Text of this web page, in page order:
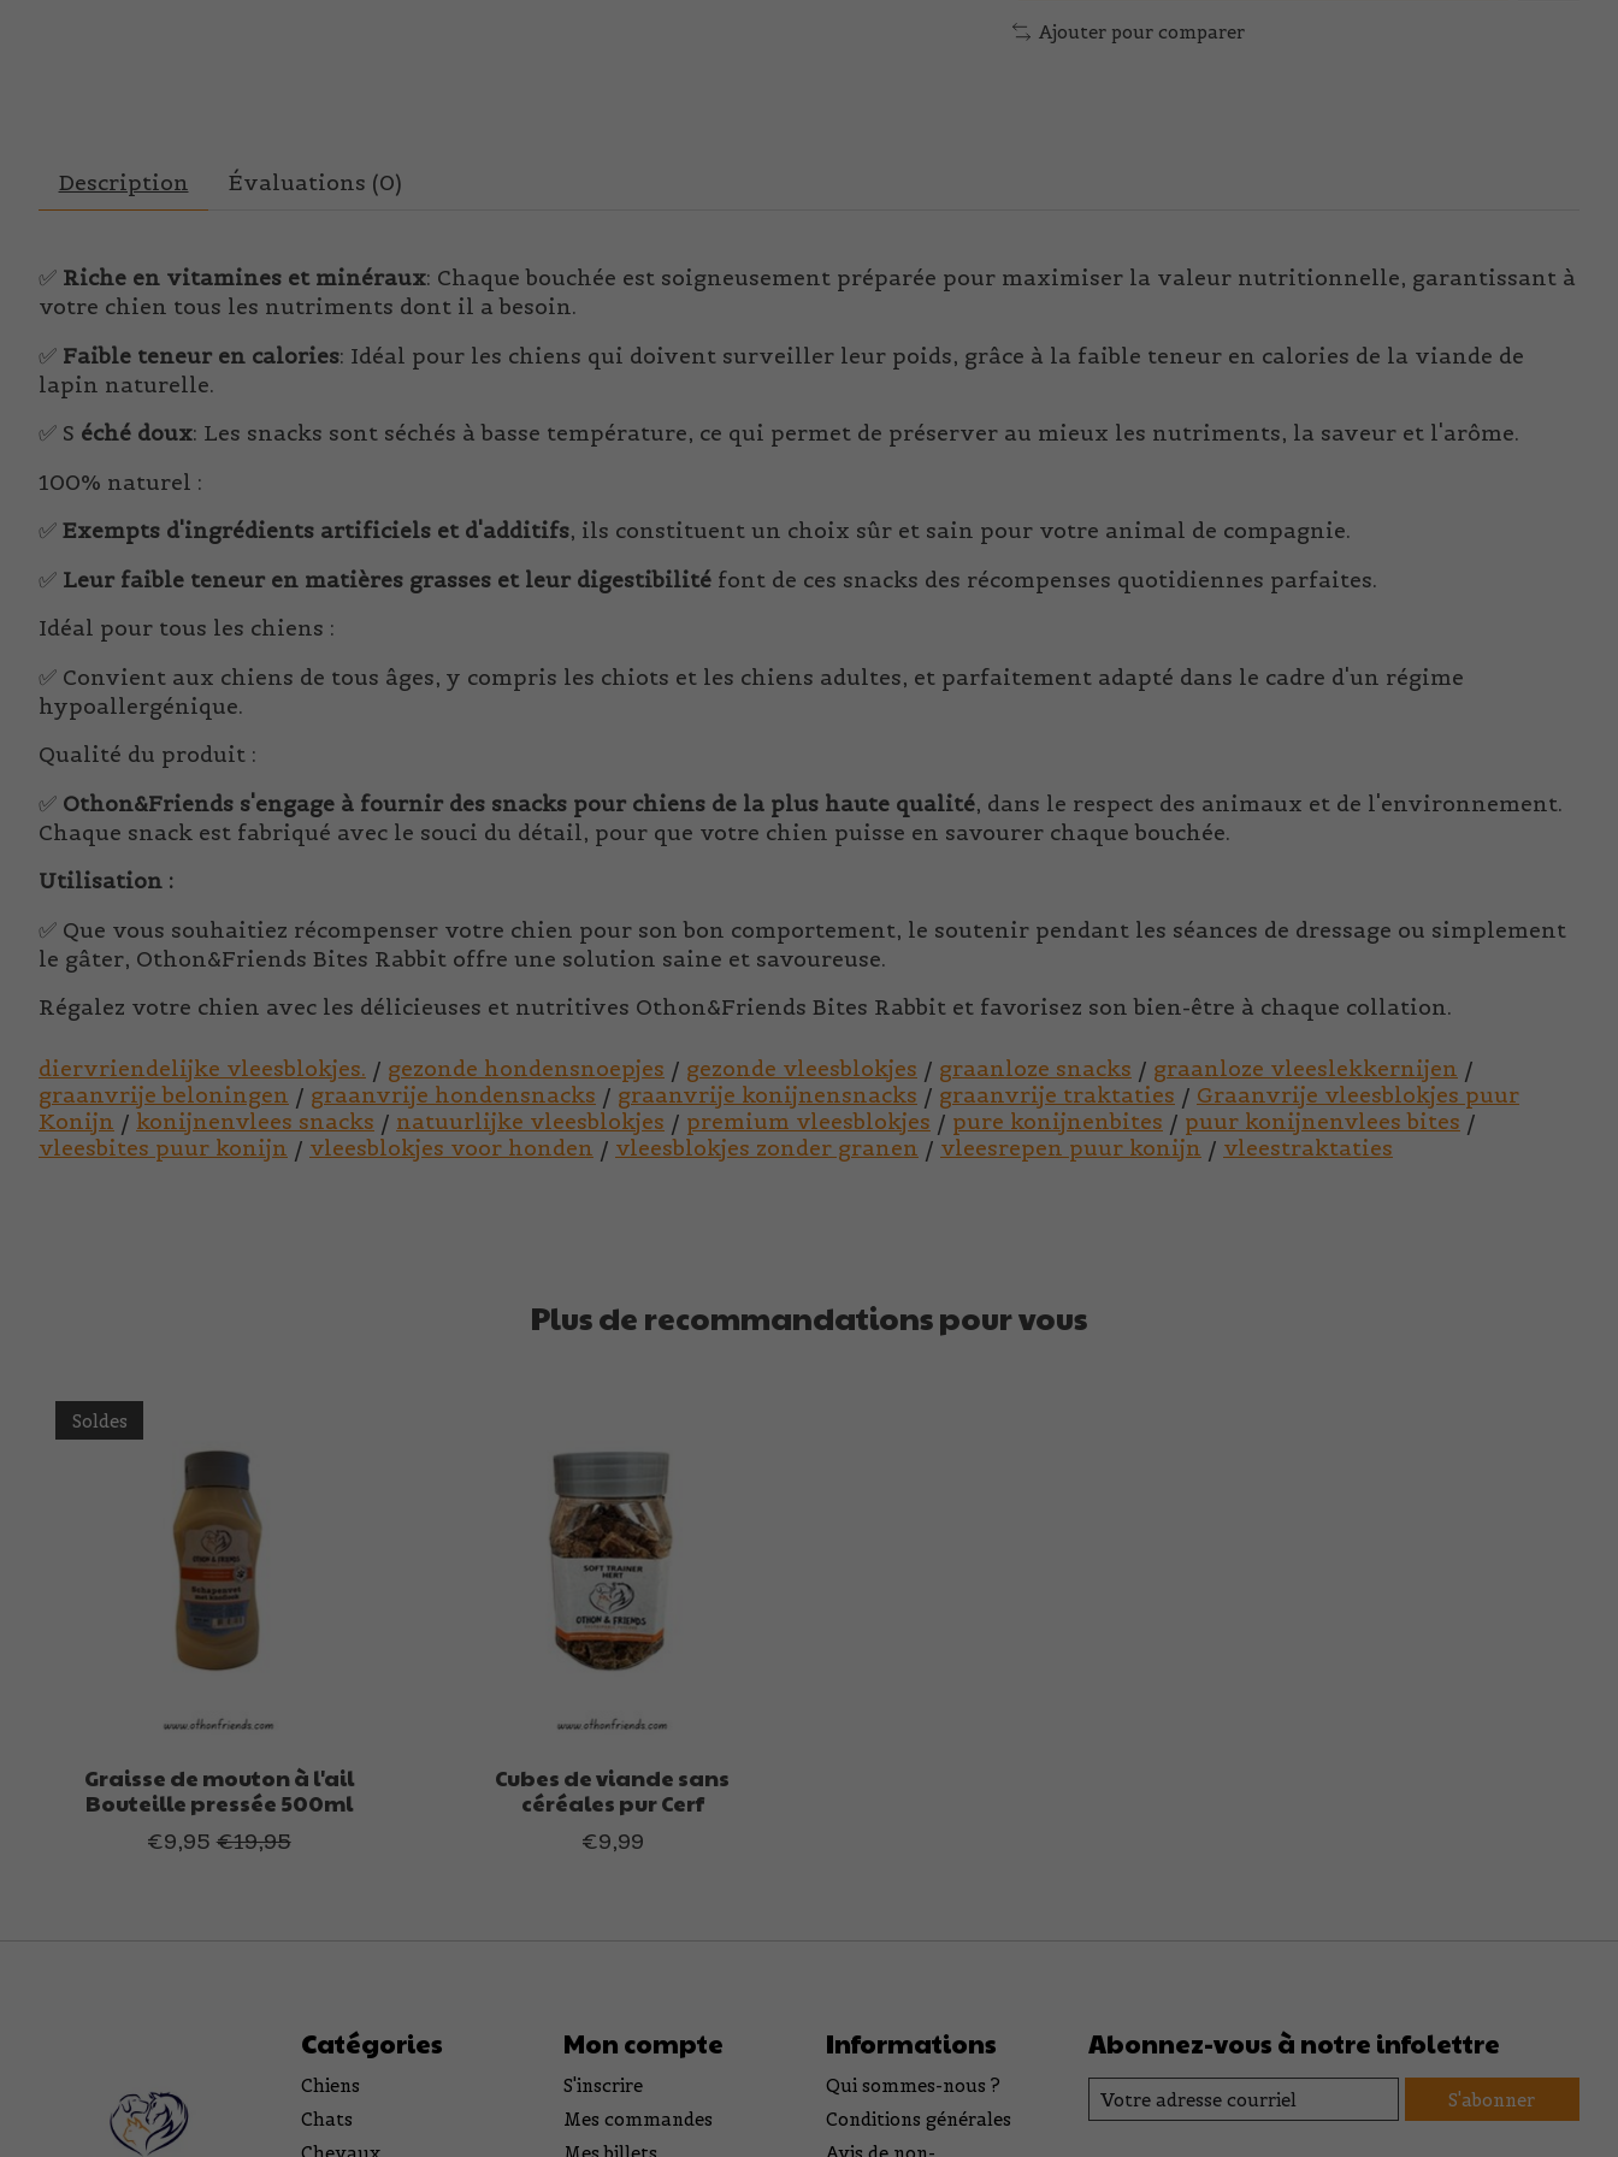
Ajouter pour comparer
Description Évaluations (0)
✅ Riche en vitamines et minéraux: Chaque bouchée est soigneusement préparée pour maximiser la valeur nutritionnelle, garantissant à
votre chien tous les nutriments dont il a besoin.
✅ Faible teneur en calories: Idéal pour les chiens qui doivent surveiller leur poids, grâce à la faible teneur en calories de la viande de
lapin naturelle.
✅ S éché doux: Les snacks sont séchés à basse température, ce qui permet de préserver au mieux les nutriments, la saveur et l'arôme.
100% naturel :
✅ Exempts d'ingrédients artificiels et d'additifs, ils constituent un choix sûr et sain pour votre animal de compagnie.
✅ Leur faible teneur en matières grasses et leur digestibilité font de ces snacks des récompenses quotidiennes parfaites.
Idéal pour tous les chiens :
✅ Convient aux chiens de tous âges, y compris les chiots et les chiens adultes, et parfaitement adapté dans le cadre d'un régime
hypoallergénique.
Qualité du produit :
✅ Othon&Friends s'engage à fournir des snacks pour chiens de la plus haute qualité, dans le respect des animaux et de l'environnement.
Chaque snack est fabriqué avec le souci du détail, pour que votre chien puisse en savourer chaque bouchée.
Utilisation :
✅ Que vous souhaitiez récompenser votre chien pour son bon comportement, le soutenir pendant les séances de dressage ou simplement
le gâter, Othon&Friends Bites Rabbit offre une solution saine et savoureuse.
Régalez votre chien avec les délicieuses et nutritives Othon&Friends Bites Rabbit et favorisez son bien-être à chaque collation.
diervriendelijke vleesblokjes. / gezonde hondensnoepjes / gezonde vleesblokjes / graanloze snacks / graanloze vleeslekkernijen /
graanvrije beloningen / graanvrije hondensnacks / graanvrije konijnensnacks / graanvrije traktaties / Graanvrije vleesblokjes puur
Konijn / konijnenvlees snacks / natuurlijke vleesblokjes / premium vleesblokjes / pure konijnenbites / puur konijnenvlees bites /
vleesbites puur konijn / vleesblokjes voor honden / vleesblokjes zonder granen / vleesrepen puur konijn / vleestraktaties
Plus de recommandations pour vous
Articles du carrousel de produits
Soldes
Graisse de mouton à l'ail
Bouteille pressée 500ml
€9,95 €19,95
Cubes de viande sans
céréales pur Cerf
€9,99
Catégories
Chiens
Chats
Mon compte
S'inscrire
Mes commandes
Informations
Qui sommes-nous ?
Conditions générales
Abonnez-vous à notre infolettre
S'abonner